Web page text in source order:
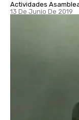
Actividades
13 De Junio De 2019